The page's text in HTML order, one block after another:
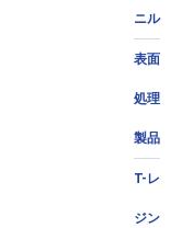
ニル
表面
処理
製品
T-レ
ジン